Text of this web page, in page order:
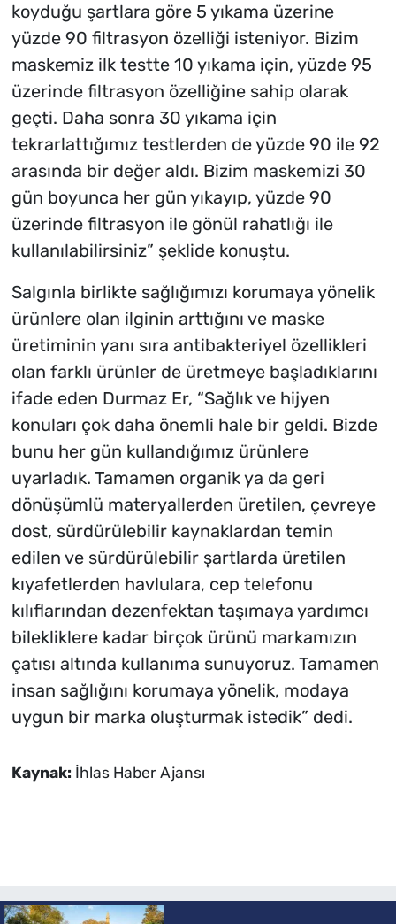
koyduğu şartlara göre 5 yıkama üzerine
yüzde 90 filtrasyon özelliği isteniyor. Bizim
maskemiz ilk testte 10 yıkama için, yüzde 95
üzerinde filtrasyon özelliğine sahip olarak
geçti. Daha sonra 30 yıkama için
tekrarlattığımız testlerden de yüzde 90 ile 92
arasında bir değer aldı. Bizim maskemizi 30
gün boyunca her gün yıkayıp, yüzde 90
üzerinde filtrasyon ile gönül rahatlığı ile
kullanılabilirsiniz” şeklide konuştu.
Salgınla birlikte sağlığımızı korumaya yönelik
ürünlere olan ilginin arttığını ve maske
üretiminin yanı sıra antibakteriyel özellikleri
olan farklı ürünler de üretmeye başladıklarını
ifade eden Durmaz Er, “Sağlık ve hijyen
konuları çok daha önemli hale bir geldi. Bizde
bunu her gün kullandığımız ürünlere
uyarladık. Tamamen organik ya da geri
dönüşümlü materyallerden üretilen, çevreye
dost, sürdürülebilir kaynaklardan temin
edilen ve sürdürülebilir şartlarda üretilen
kıyafetlerden havlulara, cep telefonu
kılıflarından dezenfektan taşımaya yardımcı
bilekliklere kadar birçok ürünü markamızın
çatısı altında kullanıma sunuyoruz. Tamamen
insan sağlığını korumaya yönelik, modaya
uygun bir marka oluşturmak istedik” dedi.
Kaynak: İhlas Haber Ajansı